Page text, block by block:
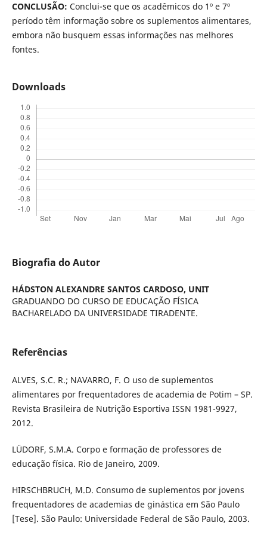
CONCLUSÃO: Conclui-se que os acadêmicos do 1º e 7º
período têm informação sobre os suplementos alimentares,
embora não busquem essas informações nas melhores
fontes.
Downloads
Biografia do Autor
HÁDSTON ALEXANDRE SANTOS CARDOSO, UNIT
GRADUANDO DO CURSO DE EDUCAÇÃO FÍSICA
BACHARELADO DA UNIVERSIDADE TIRADENTE.
Referências
ALVES, S.C. R.; NAVARRO, F. O uso de suplementos
alimentares por frequentadores de academia de Potim – SP.
Revista Brasileira de Nutrição Esportiva ISSN 1981-9927,
2012.
LÜDORF, S.M.A. Corpo e formação de professores de
educação física. Rio de Janeiro, 2009.
HIRSCHBRUCH, M.D. Consumo de suplementos por jovens
frequentadores de academias de ginástica em São Paulo
[Tese]. São Paulo: Universidade Federal de São Paulo, 2003.